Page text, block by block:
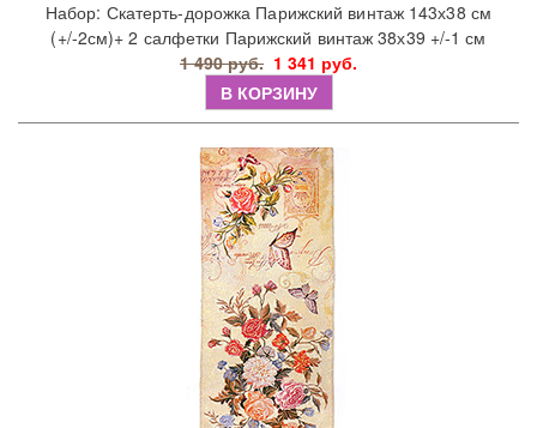
Набор: Скатерть-дорожка Парижский винтаж 143х38 см
(+/-2см)+ 2 салфетки Парижский винтаж 38х39 +/-1 см
1 490 руб. 1 341 руб.
В КОРЗИНУ